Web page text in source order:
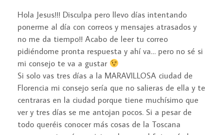
Hola Jesus!!! Disculpa pero llevo días intentando
ponerme al día con correos y mensajes atrasados y
no me da tiempo!! Acabo de leer tu correo
pidiéndome pronta respuesta y ahí va… pero no sé si
mi consejo te va a gustar
Si solo vas tres días a la MARAVILLOSA ciudad de
Florencia mi consejo sería que no salieras de ella y te
centraras en la ciudad porque tiene muchísimo que
ver y tres días se me antojan pocos. Si a pesar de
todo queréis conocer más cosas de la Toscana